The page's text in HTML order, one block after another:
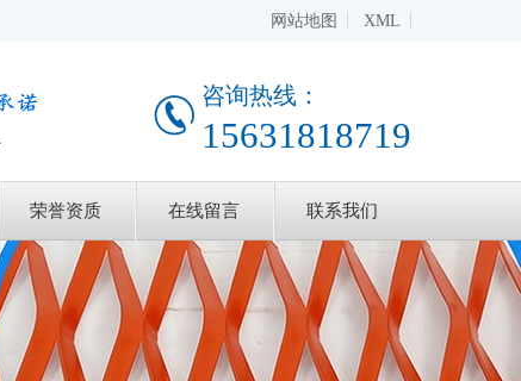
网站地图 XML
咨询热线：
15631818719
荣誉资质 在线留言 联系我们